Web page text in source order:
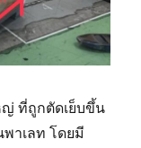
ที่ถูกตัดเย็บขึ้น
าเลท โดยมี